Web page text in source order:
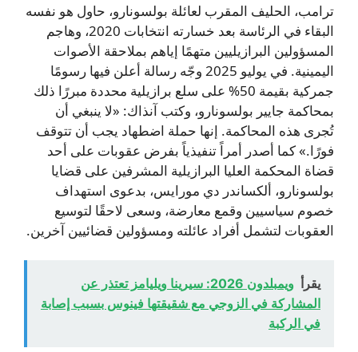
ترامب، الحليف المقرب لعائلة بولسونارو، حاول هو نفسه
البقاء في الرئاسة بعد خسارته انتخابات 2020، وهاجم
المسؤولين البرازيليين متهمًا إياهم بملاحقة الأصوات
اليمينية. في يوليو 2025 وجّه رسالة أعلن فيها رسومًا
جمركية بقيمة 50% على سلع برازيلية محددة مبررًا ذلك
بمحاكمة جايير بولسونارو، وكتب آنذاك: «لا ينبغي أن
تُجرى هذه المحاكمة. إنها حملة اضطهاد يجب أن تتوقف
فورًا.» كما أصدر أمراً تنفيذياً بفرض عقوبات على أحد
قضاة المحكمة العليا البرازيلية المشرفين على قضايا
بولسونارو، ألكساندر دي مورايس، بدعوى استهداف
خصوم سياسيين وقمع معارضة، وسعى لاحقًا لتوسيع
العقوبات لتشمل أفراد عائلته ومسؤولين قضائيين آخرين.
يقرأ
ويمبلدون 2026: سيرينا ويليامز تعتذر عن
المشاركة في الزوجي مع شقيقتها فينوس بسبب إصابة
في الركبة